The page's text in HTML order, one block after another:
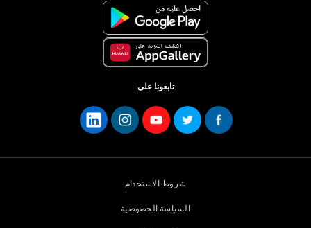
تابعونا على
شروط الاستخدام
السياسة الخصوصية